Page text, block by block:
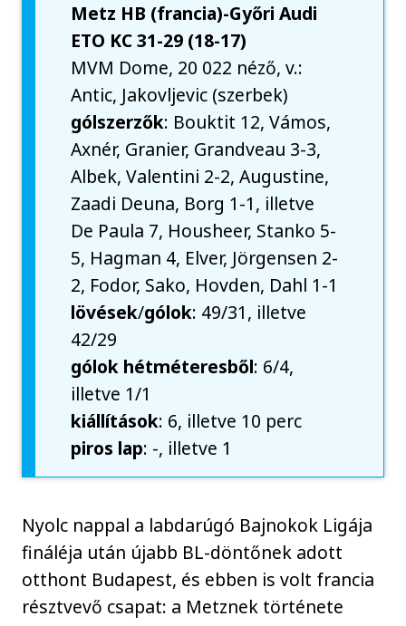
Metz HB (francia)-Győri Audi
ETO KC 31-29 (18-17)
MVM Dome, 20 022 néző, v.:
Antic, Jakovljevic (szerbek)
gólszerzők: Bouktit 12, Vámos,
Axnér, Granier, Grandveau 3-3,
Albek, Valentini 2-2, Augustine,
Zaadi Deuna, Borg 1-1, illetve
De Paula 7, Housheer, Stanko 5-
5, Hagman 4, Elver, Jörgensen 2-
2, Fodor, Sako, Hovden, Dahl 1-1
lövések/gólok: 49/31, illetve
42/29
gólok hétméteresből: 6/4,
illetve 1/1
kiállítások: 6, illetve 10 perc
piros lap: -, illetve 1
Nyolc nappal a labdarúgó Bajnokok Ligája
fináléja után újabb BL-döntőnek adott
otthont Budapest, és ebben is volt francia
résztvevő csapat: a Metznek története